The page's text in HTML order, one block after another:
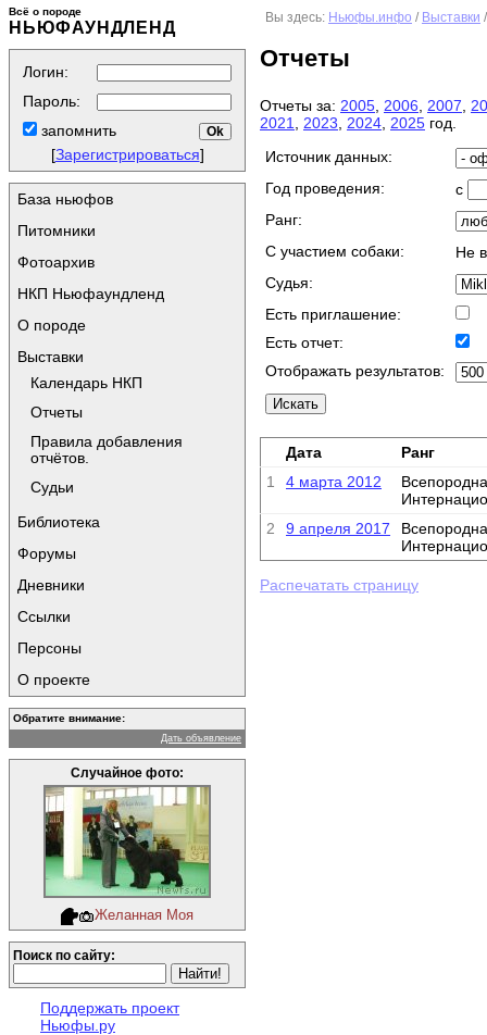
Всё о породе
НЬЮФАУНДЛЕНД
Логин:
Пароль:
запомнить
[Зарегистрироваться]
База ньюфов
Питомники
Фотоархив
НКП Ньюфаундленд
О породе
Выставки
Календарь НКП
Отчеты
Правила добавления
отчётов.
Судьи
Библиотека
Форумы
Дневники
Ссылки
Персоны
О проекте
Обратите внимание:
Дать объявление
Случайное фото:
Желанная Моя
Поиск по сайту:
Поддержать проект
Ньюфы.ру
Вы здесь: Ньюфы.инфо / Выставки
Отчеты
Отчеты за: 2005 2006 2007
2021
2023 2024 2025 год.
Источник данных:
Год проведения:
с
Ранг:
C участием собаки:
Не
Судья:
Есть приглашение:
Есть отчет:
Отображать результатов:
Дата
Ранг
1
4 марта 2012
2
9 апреля 2017
Распечатать страницу